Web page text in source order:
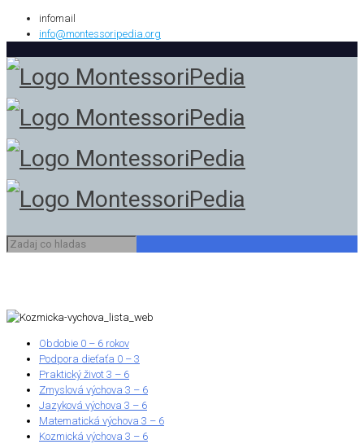
infomail
info@montessoripedia.org
Obdobie 0 – 6 rokov
Podpora dieťaťa 0 – 3
Praktický život 3 – 6
Zmyslová výchova 3 – 6
Jazyková výchova 3 – 6
Matematická výchova 3 – 6
Kozmická výchova 3 – 6